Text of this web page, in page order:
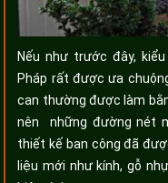
Nếu như trước đây,
Pháp rất được ưa
can thường được làm
nên những đường nét
thiết kế ban công đã
liệu mới như kính, gỗ